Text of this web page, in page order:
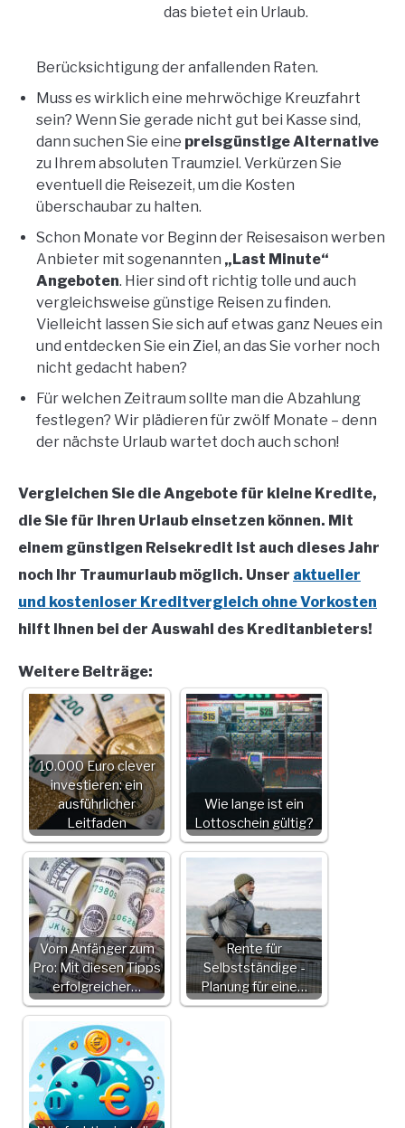
das bietet ein Urlaub.
Berücksichtigung der anfallenden Raten.
Muss es wirklich eine mehrwöchige Kreuzfahrt
sein? Wenn Sie gerade nicht gut bei Kasse sind,
dann suchen Sie eine preisgünstige Alternative
zu Ihrem absoluten Traumziel. Verkürzen Sie
eventuell die Reisezeit, um die Kosten
überschaubar zu halten.
Schon Monate vor Beginn der Reisesaison werben
Anbieter mit sogenannten „Last Minute“
Angeboten. Hier sind oft richtig tolle und auch
vergleichsweise günstige Reisen zu finden.
Vielleicht lassen Sie sich auf etwas ganz Neues ein
und entdecken Sie ein Ziel, an das Sie vorher noch
nicht gedacht haben?
Für welchen Zeitraum sollte man die Abzahlung
festlegen? Wir plädieren für zwölf Monate – denn
der nächste Urlaub wartet doch auch schon!
Vergleichen Sie die Angebote für kleine Kredite,
die Sie für Ihren Urlaub einsetzen können. Mit
einem günstigen Reisekredit ist auch dieses Jahr
noch Ihr Traumurlaub möglich. Unser aktueller
und kostenloser Kreditvergleich ohne Vorkosten
hilft Ihnen bei der Auswahl des Kreditanbieters!
Weitere Beiträge:
10.000 Euro clever
investieren: ein
ausführlicher
Leitfaden
Wie lange ist ein
Lottoschein gültig?
Vom Anfänger zum
Pro: Mit diesen Tipps
erfolgreicher…
Rente für
Selbstständige -
Planung für eine…